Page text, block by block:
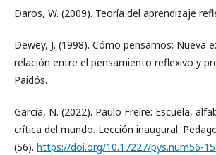
Daros, W. (2009). Teoría del aprendizaje
Dewey, J. (1998). Cómo pensamos: Nueva
relación entre el pensamiento reflexivo y
Paidós.
García, N. (2022). Paulo Freire: Escuela,
crítica del mundo. Lección inaugural.
(56). https://doi.org/10.17227/pys.num56-